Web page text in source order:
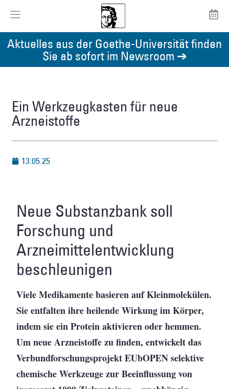
Aktuelles aus der Goethe-Universität finden
Sie ab sofort im Newsroom ➔
Ein Werkzeugkasten für neue
Arzneistoffe
13.05.25
Neue Substanzbank soll
Forschung und
Arzneimittelentwicklung
beschleunigen
Viele Medikamente basieren auf Kleinmolekülen.
Sie entfalten ihre heilende Wirkung im Körper,
indem sie ein Protein aktivieren oder hemmen.
Um neue Arzneistoffe zu finden, entwickelt das
Verbundforschungsprojekt EUbOPEN selektive
chemische Werkzeuge zur Beeinflussung von